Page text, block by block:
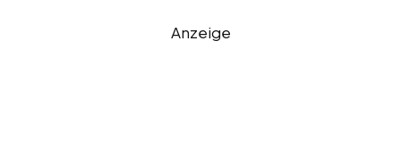
Anzeige